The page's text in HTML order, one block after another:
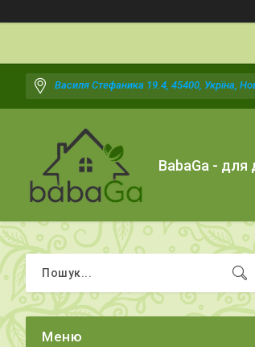
Василя Стефаника 19.4, 45400, Укрїна,
BabaGa -